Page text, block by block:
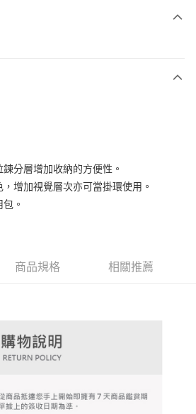
費用金額請依後續交易確認頁面所載為準。
「大哥付你分期」於每月結算日後寄送繳費提
」等通路繳費。
品之後才付款」的支付方式。 讓您購物簡單
程】
先享後付」後，將跳轉至「AFTEE先享後付」
到繳費通知簡訊。
內，點擊此簡訊中的連結，可透過四大超商／
含以上)免運費
含以上)免運費
分層增加收納的方便性。
增加視覺層次亦可當掛環使用。
。
商品規格 相關推薦